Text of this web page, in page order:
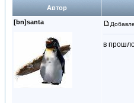
Автор
[bn]santa
в